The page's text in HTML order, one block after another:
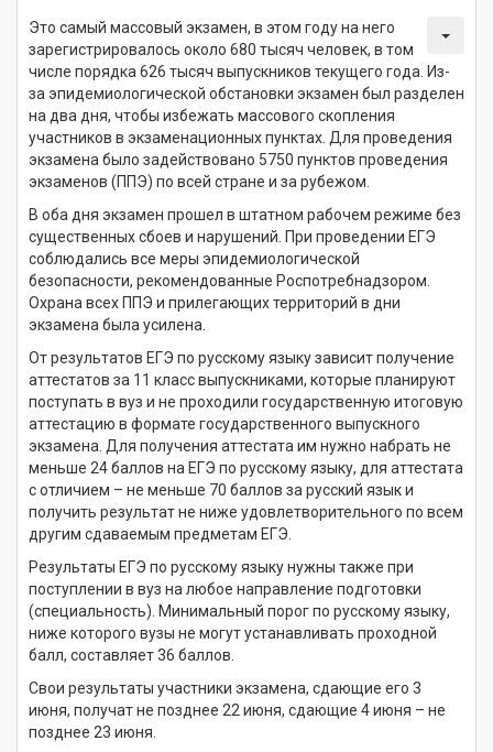
Это самый массовый экзамен, в этом году на него
зарегистрировалось около 680 тысяч человек, в том
числе порядка 626 тысяч выпускников текущего года. Из-
за эпидемиологической обстановки экзамен был разделен
на два дня, чтобы избежать массового скопления
участников в экзаменационных пунктах. Для проведения
экзамена было задействовано 5750 пунктов проведения
экзаменов (ППЭ) по всей стране и за рубежом.
В оба дня экзамен прошел в штатном рабочем режиме без
существенных сбоев и нарушений. При проведении ЕГЭ
соблюдались все меры эпидемиологической
безопасности, рекомендованные Роспотребнадзором.
Охрана всех ППЭ и прилегающих территорий в дни
экзамена была усилена.
От результатов ЕГЭ по русскому языку зависит получение
аттестатов за 11 класс выпускниками, которые планируют
поступать в вуз и не проходили государственную итоговую
аттестацию в формате государственного выпускного
экзамена. Для получения аттестата им нужно набрать не
меньше 24 баллов на ЕГЭ по русскому языку, для аттестата
с отличием – не меньше 70 баллов за русский язык и
получить результат не ниже удовлетворительного по всем
другим сдаваемым предметам ЕГЭ.
Результаты ЕГЭ по русскому языку нужны также при
поступлении в вуз на любое направление подготовки
(специальность). Минимальный порог по русскому языку,
ниже которого вузы не могут устанавливать проходной
балл, составляет 36 баллов.
Свои результаты участники экзамена, сдающие его 3
июня, получат не позднее 22 июня, сдающие 4 июня – не
позднее 23 июня.